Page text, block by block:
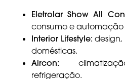
Eletrolar Show All
consumo e automação
Interior Lifestyle:
domésticas.
Aircon:
refrigeração.